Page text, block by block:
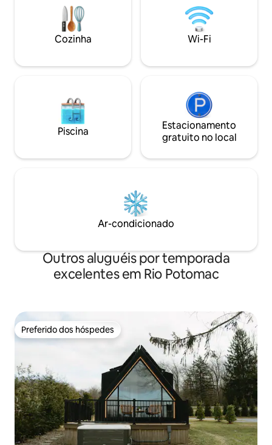
caminhadas, ciclismo, exploração ou
relaxe em sua própria praia perto da
curta caminhada ao redor do lago...
patos, galinhas e coelhos.
a grelha
junto à lareira
fogueira externa
Cozinha Wi-Fi
Piscina
Estacionamento
gratuito no local
Ar-condicionado
Outros aluguéis por temporada
excelentes em Rio Potomac
Preferido dos hóspedes
Preferido dos hóspedes